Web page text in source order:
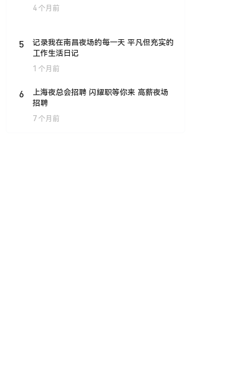
4 个月前
5
记录我在南昌夜场的每一天 平凡但充实的
工作生活日记
1 个月前
6
上海夜总会招聘 闪耀职等你来 高薪夜场
招聘
7 个月前